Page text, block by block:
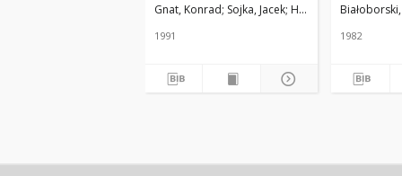
Gnat, Konrad Sojka, Jacek Hrynkiewicz, Jarosław
1991 1982